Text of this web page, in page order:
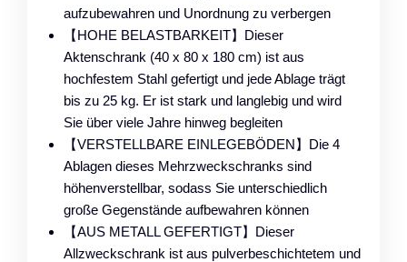
aufzubewahren und Unordnung zu verbergen
【HOHE BELASTBARKEIT】Dieser
Aktenschrank (40 x 80 x 180 cm) ist aus
hochfestem Stahl gefertigt und jede Ablage trägt
bis zu 25 kg. Er ist stark und langlebig und wird
Sie über viele Jahre hinweg begleiten
【VERSTELLBARE EINLEGEBÖDEN】Die 4
Ablagen dieses Mehrzweckschranks sind
höhenverstellbar, sodass Sie unterschiedlich
große Gegenstände aufbewahren können
【AUS METALL GEFERTIGT】Dieser
Allzweckschrank ist aus pulverbeschichtetem und